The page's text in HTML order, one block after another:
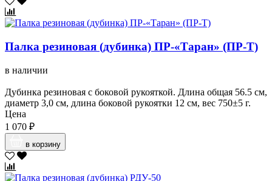
Палка резиновая (дубинка) ПР-«Таран» (ПР-Т)
в наличии
Дубинка резиновая с боковой рукояткой. Длина общая 56.5 см,
диаметр 3,0 см, длина боковой рукоятки 12 см, вес 750±5 г.
Цена
1 070 ₽
в корзину